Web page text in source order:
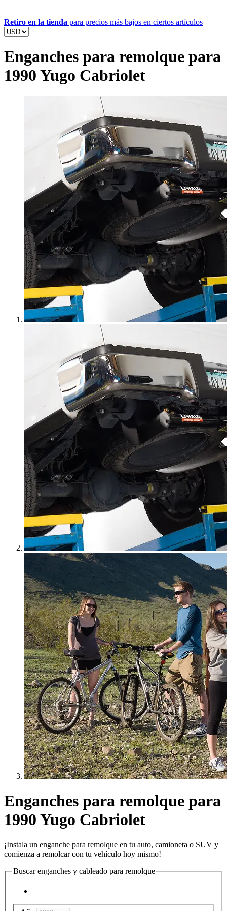
Retiro en la tienda para precios más bajos en ciertos artículos
Enganches para remolque para
1990 Yugo Cabriolet
Enganches para remolque para
1990 Yugo Cabriolet
¡Instala un enganche para remolque en tu auto, camioneta o SUV y
comienza a remolcar con tu vehículo hoy mismo!
Buscar enganches y cableado para remolque